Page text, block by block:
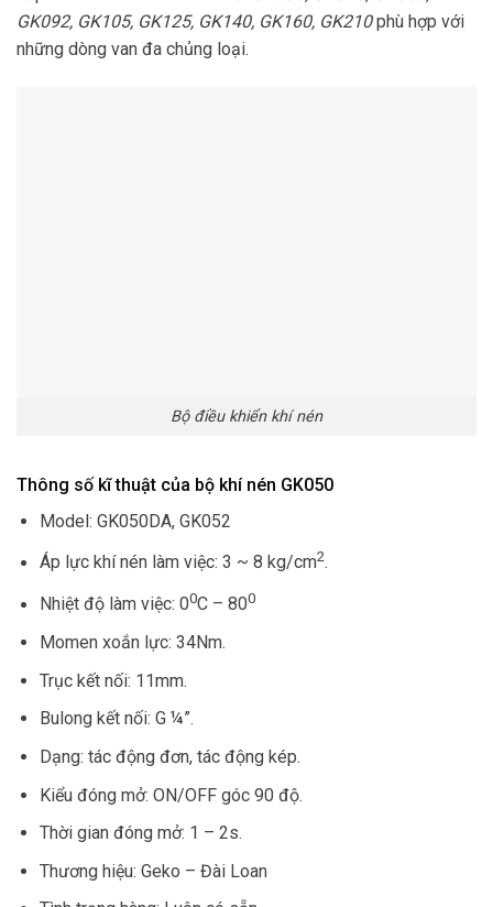
GK092, GK105, GK125, GK140, GK160, GK210phù hợp với
những dòng van đa chủng loại.
Bộ điều khiển khí nén
Thông số kĩ thuật của bộ khí nén GK050
Model: GK050DA, GK052
Áp lực khí nén làm việc: 3 ~ 8 kg/cm2.
Nhiệt độ làm việc: 00C – 800
Momen xoắn lực: 34Nm.
Trục kết nối: 11mm.
Bulong kết nối: G ¼”.
Dạng: tác động đơn, tác động kép.
Kiểu đóng mở: ON/OFF góc 90 độ.
Thời gian đóng mở: 1 – 2s.
Thương hiệu: Geko – Đài Loan